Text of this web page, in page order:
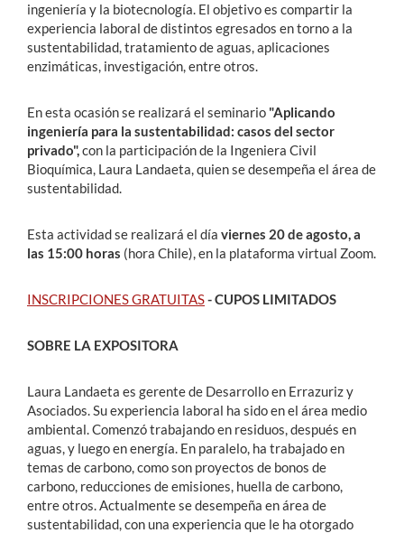
English
ingeniería y la biotecnología. El objetivo es compartir la
experiencia laboral de distintos egresados en torno a la
sustentabilidad, tratamiento de aguas, aplicaciones
enzimáticas, investigación, entre otros.
En esta ocasión se realizará el seminario "Aplicando
ingeniería para la sustentabilidad: casos del sector
privado",con la participación de la Ingeniera Civil
Bioquímica, Laura Landaeta, quien se desempeña el área de
sustentabilidad.
Esta actividad se realizará el día viernes 20 de agosto, a
las 15:00 horas (hora Chile), en la plataforma virtual Zoom.
INSCRIPCIONES GRATUITAS- CUPOS LIMITADOS
SOBRE LA EXPOSITORA
Laura Landaeta es gerente de Desarrollo en Errazuriz y
Asociados. Su experiencia laboral ha sido en el área medio
ambiental. Comenzó trabajando en residuos, después en
aguas, y luego en energía. En paralelo, ha trabajado en
temas de carbono, como son proyectos de bonos de
carbono, reducciones de emisiones, huella de carbono,
entre otros. Actualmente se desempeña en área de
sustentabilidad, con una experiencia que le ha otorgado